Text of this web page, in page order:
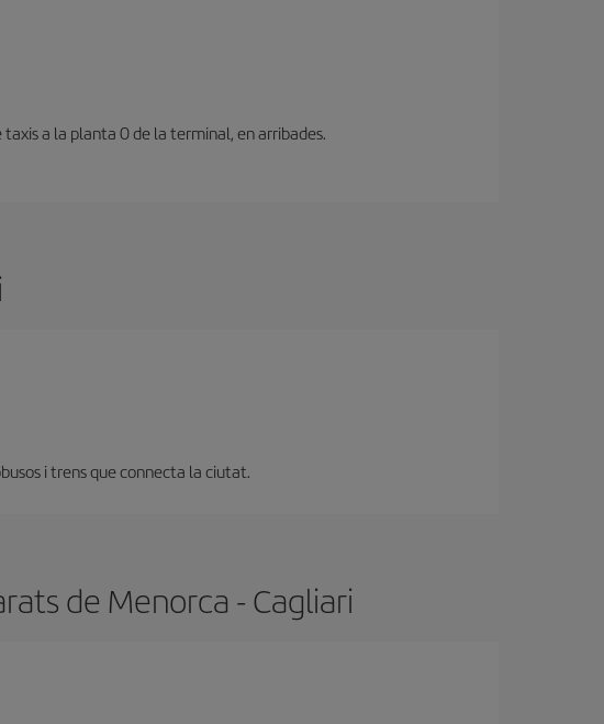
a la planta 0 de la terminal, en arribades.
i trens que connecta la ciutat.
de Menorca - Cagliari